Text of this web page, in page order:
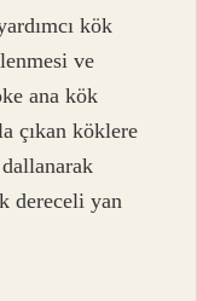
kök
ve
ana kök
çıkan köklere
dereceli yan